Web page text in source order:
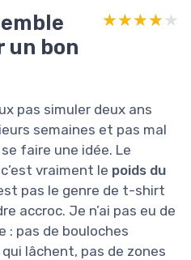
un bon
★★★★★
★★★★★
pas simuler deux ans
semaines et pas mal
faire une idée. Le
vraiment le poids du
pas le genre de t-shirt
accroc. Je n’ai pas eu de
: pas de bouloches
lâchent, pas de zones